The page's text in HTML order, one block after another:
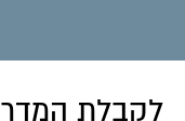
לקבלת